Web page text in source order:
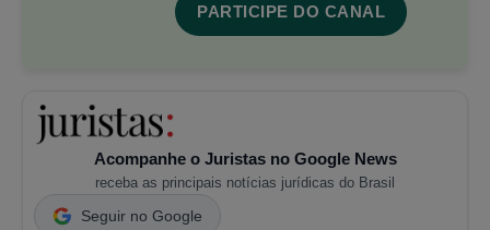
PARTICIPE DO CANAL
Acompanhe o Juristas no Google News
receba as principais notícias jurídicas do Brasil
Seguir no Google